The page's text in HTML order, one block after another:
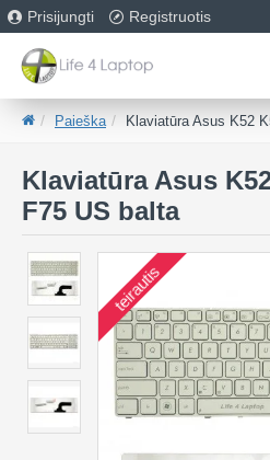
Prisijungti Registruotis
Paieška Klaviatūra Asus K52
Klaviatūra Asus
F75 US balta
teirautis